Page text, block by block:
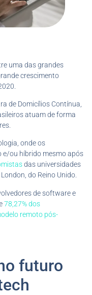
uma das grandes
crescimento
de Domicílios Contínua,
atuam de forma
onde os
e/ou híbrido mesmo após
das universidades
do Reino Unido.
de software e
78,27% dos
remoto pós-
futuro